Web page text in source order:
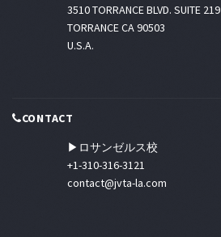
3510 TORRANCE BLVD. SUITE 219
TORRANCE CA 90503
U.S.A.
CONTACT
▶ロサンゼルス校
+1-310-316-3121
contact@jvta-la.com